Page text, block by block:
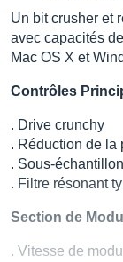
Un bit crusher et
avec capacités
Mac OS X et
Contrôles
. Drive crunchy
. Réduction de la
. Sous-
. Filtre résonant
Section de
. Vitesse de